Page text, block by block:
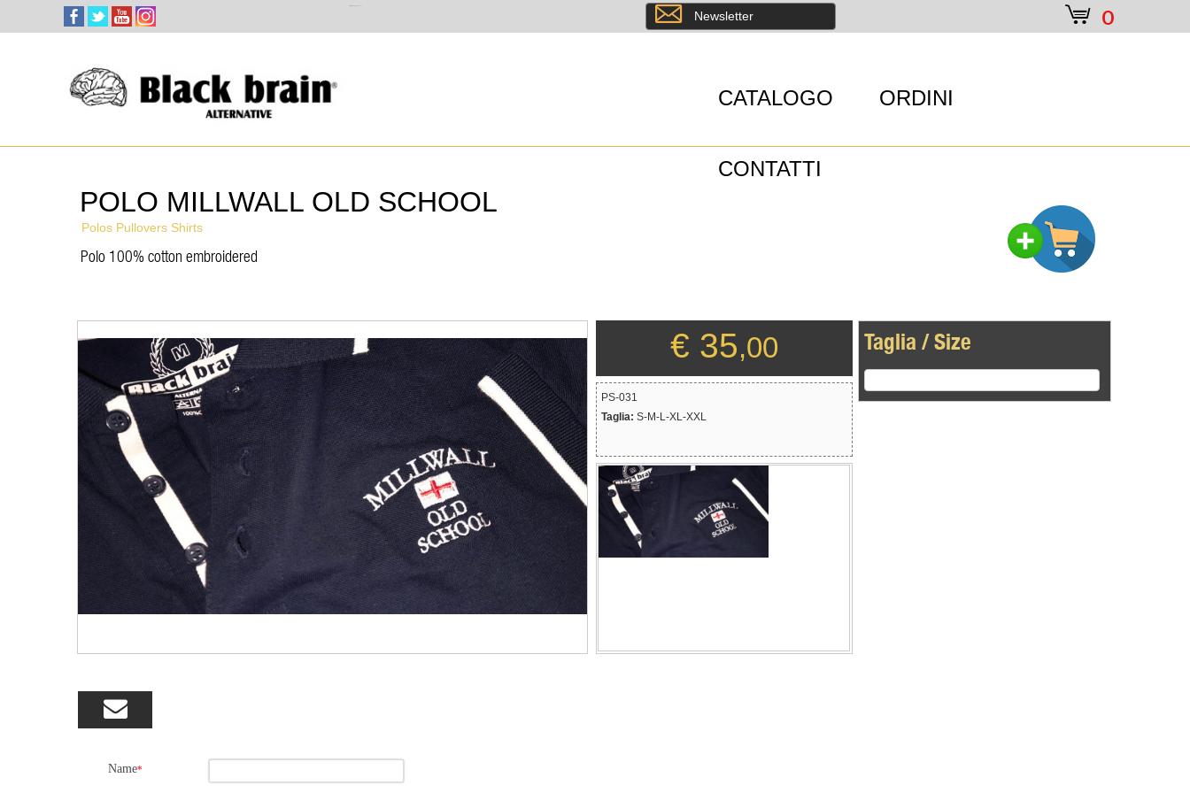
e 0
CATALOGO ORDINI
CONTATTI
8 Newsletter
POLO MILLWALL OLD SCHOOL
Polo 100% cotton embroidered
Polos Pullovers Shirts
€ 35,00
PS-031
Taglia: S-M-L-XL-XXL
Taglia / Size

Name*